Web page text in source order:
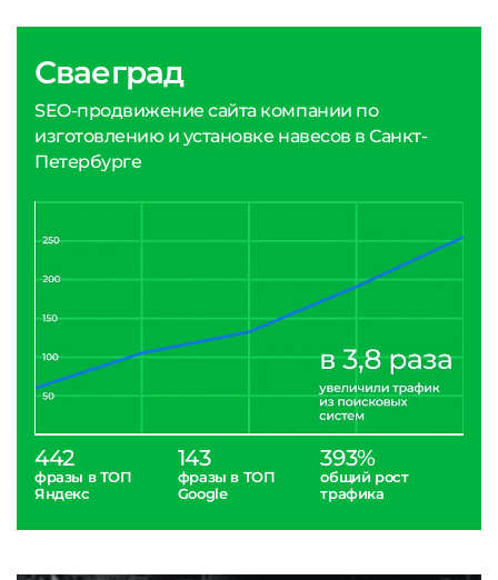
Сваеград
SEO-продвижение сайта компании по
изготовлению и установке навесов в Санкт-
Петербурге
442
фразы в ТОП
Яндекс
143
фразы в ТОП
Google
393%
общий рост
трафика